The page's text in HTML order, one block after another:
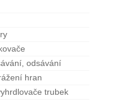
odsávání
hran
trubek